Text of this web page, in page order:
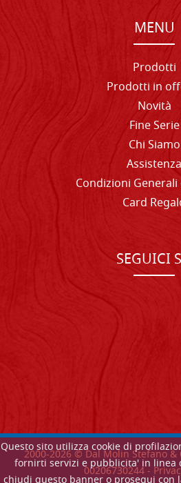
Questo sito utilizza cookie di
fornirti servizi e pubblicita' in linea
MENU
Prodotti
Prodotti in
Novità
Fine Serie
Chi Siamo
Assistenza
Condizioni
Card
SEGUICI
2000-2026© Dal Molin Stefano &
00206730244 -